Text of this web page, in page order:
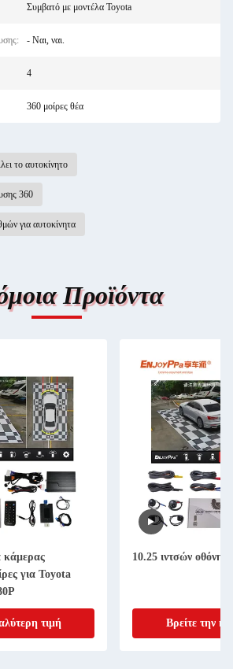
Συμβατό με μοντέλα Toyota
- Ναι, ναι.
4
360 μοίρες θέα
το αυτοκίνητο
360
για αυτοκίνητα
Προϊόντα
κάμερας
για Toyota
τιμή
10.25 ιντσών οθόνη
Βρείτε την